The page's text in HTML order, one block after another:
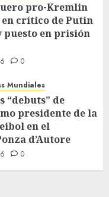
pro-Kremlin
crítico de Putin
puesto en prisión
0
Mundiales
“debuts” de
presidente de la
en el
d’Autore
0